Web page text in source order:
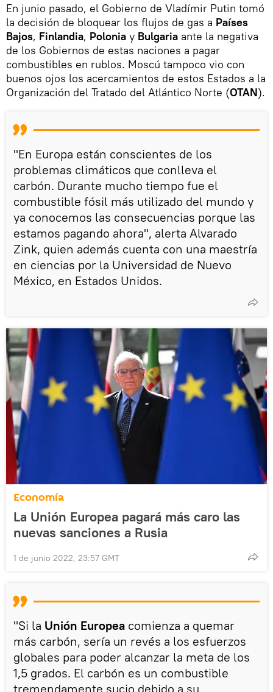
En junio pasado, el Gobierno de Vladímir Putin tomó
la decisión de bloquear los flujos de gas a Países
Bajos, Finlandia, Polonia y Bulgaria ante la negativa
de los Gobiernos de estas naciones a pagar
combustibles en rublos. Moscú tampoco vio con
buenos ojos los acercamientos de estos Estados a la
Organización del Tratado del Atlántico Norte (OTAN).
"En Europa están conscientes de los
problemas climáticos que conlleva el
carbón. Durante mucho tiempo fue el
combustible fósil más utilizado del mundo y
ya conocemos las consecuencias porque las
estamos pagando ahora", alerta Alvarado
Zink, quien además cuenta con una maestría
en ciencias por la Universidad de Nuevo
México, en Estados Unidos.
Economía
La Unión Europea pagará más caro las
nuevas sanciones a Rusia
1 de junio 2022, 23:57 GMT
"Si la Unión Europea comienza a quemar
más carbón, sería un revés a los esfuerzos
globales para poder alcanzar la meta de los
1,5 grados. El carbón es un combustible
tremendamente sucio debido a su